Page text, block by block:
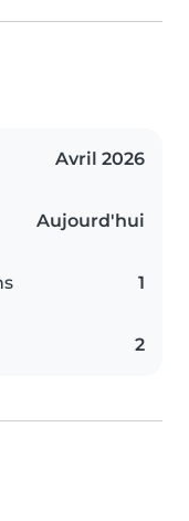
Avril 2026
Aujourd'hui
1
2